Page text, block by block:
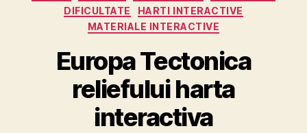
DIFICULTATE
HARTI INTERACTIVE
MATERIALE INTERACTIVE
Europa Tectonica
reliefului harta
interactiva